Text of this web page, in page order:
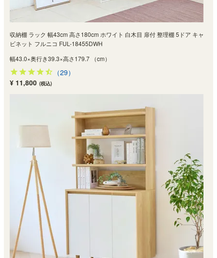
収納棚 ラック 幅43cm 高さ180cm ホワイト 白木目 扉付 整理棚 5ドア キャ
ビネット フルニコ FUL-18455DWH
幅43.0×奥行き39.3×高さ179.7 （cm）
（29）
¥ 11,800 (税込)